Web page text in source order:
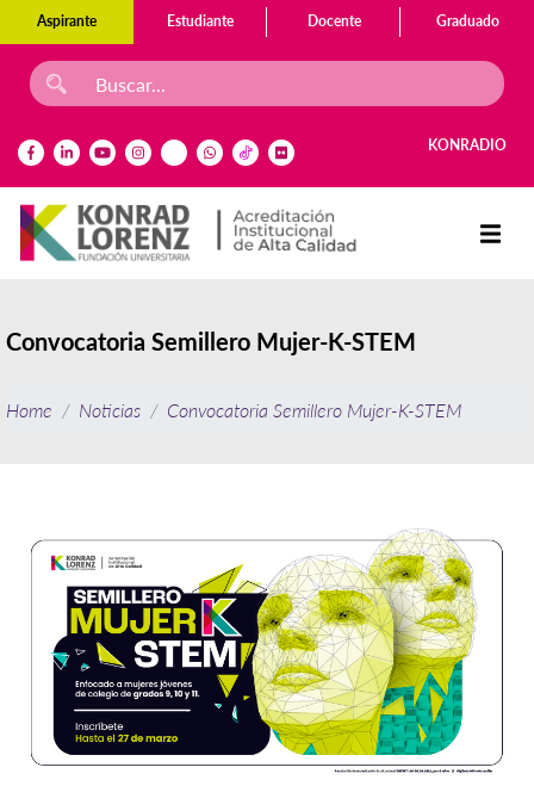
Aspirante Estudiante Docente Graduado
KONRADIO
Convocatoria Semillero Mujer-K-STEM
Home Noticias Convocatoria Semillero Mujer-K-STEM